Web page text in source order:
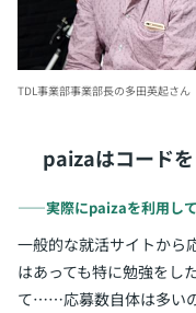
TDL事業部事業部長の多田英起さ
paizaはコード
――実際にpaizaを利用して
一般的な就活サイトから
はあっても特に勉強をし
て……応募数自体は多い